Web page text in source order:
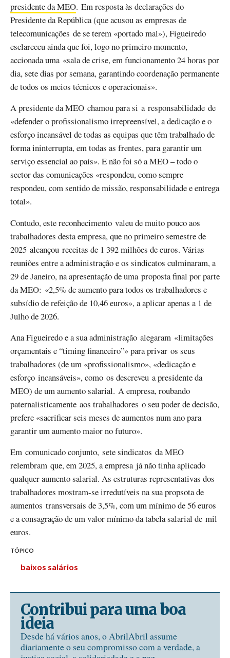
presidente da MEO. Em resposta às declarações do
Presidente da República (que acusou as empresas de
telecomunicações de se terem «portado mal»), Figueiredo
esclareceu ainda que foi, logo no primeiro momento,
accionada uma «sala de crise, em funcionamento 24 horas por
dia, sete dias por semana, garantindo coordenação permanente
de todos os meios técnicos e operacionais».
A presidente da MEO chamou para si a responsabilidade de
«defender o profissionalismo irrepreensível, a dedicação e o
esforço incansável de todas as equipas que têm trabalhado de
forma ininterrupta, em todas as frentes, para garantir um
serviço essencial ao país». E não foi só a MEO – todo o
sector das comunicações «respondeu, como sempre
respondeu, com sentido de missão, responsabilidade e entrega
total».
Contudo, este reconhecimento valeu de muito pouco aos
trabalhadores desta empresa, que no primeiro semestre de
2025 alcançou receitas de 1 392 milhões de euros. Várias
reuniões entre a administração e os sindicatos culminaram, a
29 de Janeiro, na apresentação de uma proposta final por parte
da MEO: «2,5% de aumento para todos os trabalhadores e
subsídio de refeição de 10,46 euros», a aplicar apenas a 1 de
Julho de 2026.
Ana Figueiredo e a sua administração alegaram «limitações
orçamentais e “timing financeiro”» para privar os seus
trabalhadores (de um «profissionalismo», «dedicação e
esforço incansáveis», como os descreveu a presidente da
MEO) de um aumento salarial. A empresa, roubando
paternalisticamente aos trabalhadores o seu poder de decisão,
prefere «sacrificar seis meses de aumentos num ano para
garantir um aumento maior no futuro».
Em comunicado conjunto, sete sindicatos da MEO
relembram que, em 2025, a empresa já não tinha aplicado
qualquer aumento salarial. As estruturas representativas dos
trabalhadores mostram-se irredutíveis na sua propsota de
aumentos transversais de 3,5%, com um mínimo de 56 euros
e a consagração de um valor mínimo da tabela salarial de mil
euros.
TÓPICO
baixos salários
Contribui para uma boa
ideia
Desde há vários anos, o AbrilAbril assume
diariamente o seu compromisso com a verdade, a